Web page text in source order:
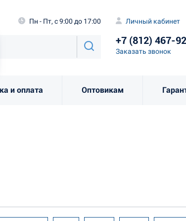
Пн - Пт, с 9:00 до 17:00 Личный кабинет
+7 (812) 467-
Заказать звонок
и оплата Оптовикам
Заказать